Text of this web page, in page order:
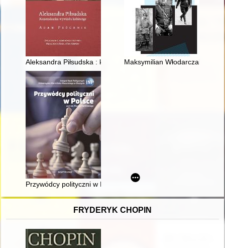
Aleksandra Piłsudska : komendantka wywiadu kobiecego
Maksymilian Włodarczak
Przywódcy polityczni w Polsce
FRYDERYK CHOPIN